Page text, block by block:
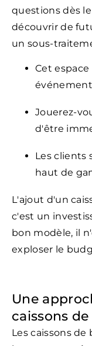
questions dès
découvrir de
un sous-
Cet
Jouerez-
d'être
Les clients
haut de
L'ajout d'un
c'est un
bon modèle, il
exploser le
Une
caissons
Les caissons